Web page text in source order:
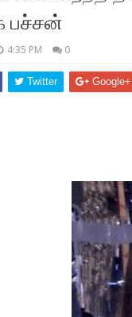
பச்சன்
4:35 PM 0
Twitter Google+